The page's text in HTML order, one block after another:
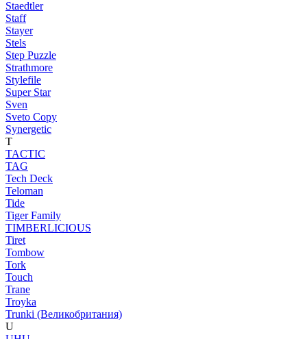
Staedtler
Staff
Stayer
Stels
Step Puzzle
Strathmore
Stylefile
Super Star
Sven
Sveto Copy
Synergetic
T
TACTIC
TAG
Tech Deck
Teloman
Tide
Tiger Family
TIMBERLICIOUS
Tiret
Tombow
Tork
Touch
Trane
Troyka
Trunki (Великобритания)
U